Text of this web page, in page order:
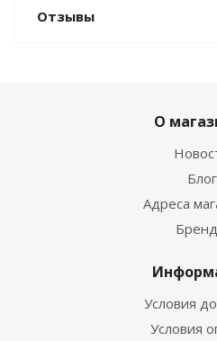
Отзывы
О
Блог
Адреса
Условия
Условия